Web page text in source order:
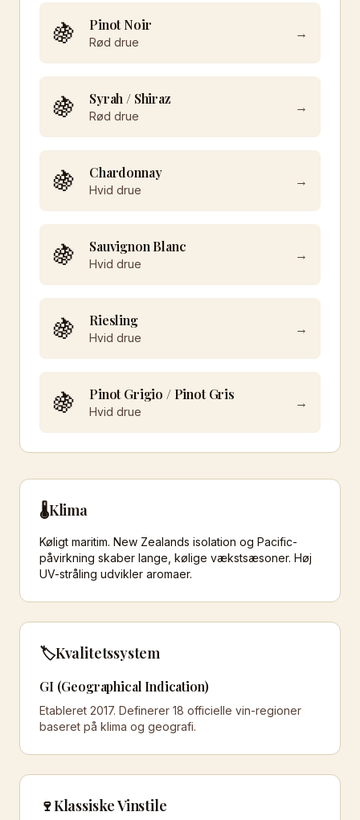
🍇 Pinot Noir
Rød drue
→
🍇 Syrah / Shiraz
Rød drue
→
🍇 Chardonnay
Hvid drue
→
🍇 Sauvignon Blanc
Hvid drue
→
🍇 Riesling
Hvid drue
→
🍇 Pinot Grigio / Pinot Gris
Hvid drue
→
🌡️Klima
Køligt maritim. New Zealands isolation og Pacific-
påvirkning skaber lange, kølige vækstsæsoner. Høj
UV-stråling udvikler aromaer.
🏷️Kvalitetssystem
GI (Geographical Indication)
Etableret 2017. Definerer 18 officielle vin-regioner
baseret på klima og geografi.
🍷Klassiske Vinstile